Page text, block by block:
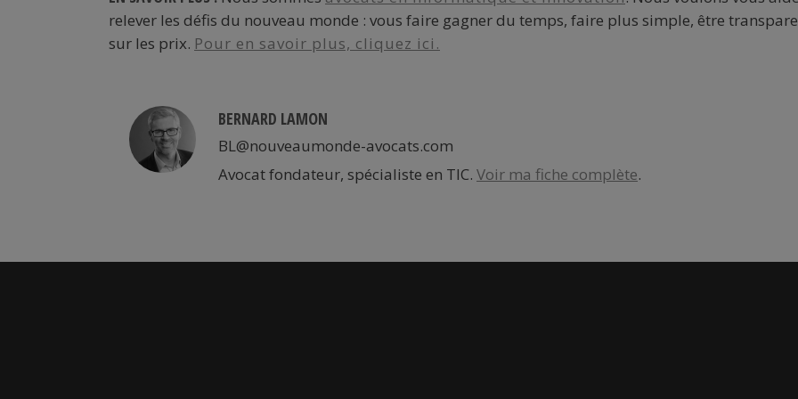
relever les défis du nouveau monde : vous faire gagner du temps, faire plus simple, être
sur les prix. Pour en savoir plus, cliquez ici.
BERNARD LAMON
BL@nouveaumonde-avocats.com
Avocat fondateur, spécialiste en TIC. Voir ma fiche complète.